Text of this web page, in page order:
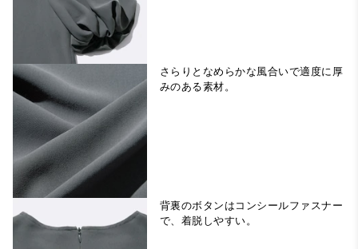
さらりとなめらかな風合いで適度に厚
みのある素材。
背裏のボタンはコンシールファスナー
で、着脱しやすい。